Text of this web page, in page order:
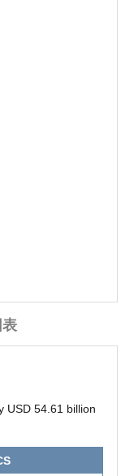
表
USD 54.61 billion